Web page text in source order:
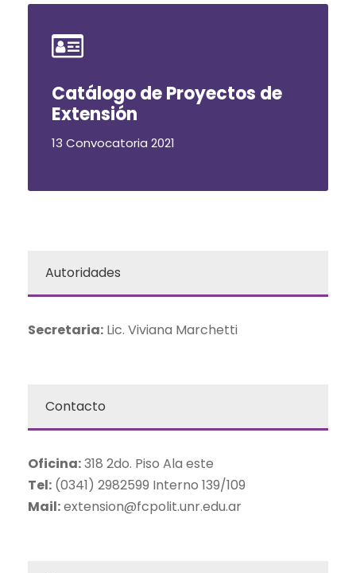
Catálogo de Proyectos de
Extensión
13 Convocatoria 2021
Autoridades
Secretaria: Lic. Viviana Marchetti
Contacto
Oficina:318 2do. Piso Ala este
Tel: (0341) 2982599 Interno 139/109
Mail:extension@fcpolit.unr.edu.ar